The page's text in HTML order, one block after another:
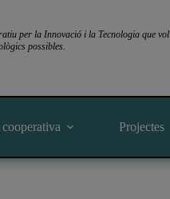
per la Innovació i la Tecnologia que vol
possibles.
Projectes